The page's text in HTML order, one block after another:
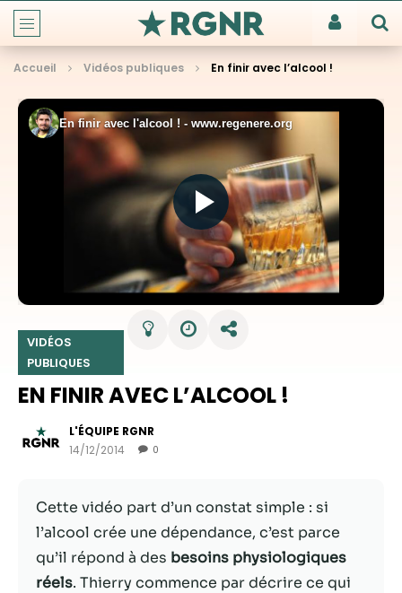
Accueil Vidéos publiques En finir avec l’alcool !
VIDÉOS
PUBLIQUES
EN FINIR AVEC L’ALCOOL !
L'ÉQUIPE RGNR
14/12/2014
0
Cette vidéo part d’un constat simple : si
l’alcool crée une dépendance, c’est parce
qu’il répond à des besoins physiologiques
réels. Thierry commence par décrire ce qui